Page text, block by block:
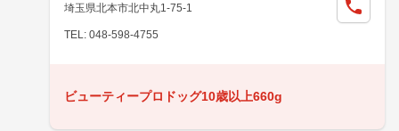
埼玉県北本市北中丸1-75-1
TEL: 048-598-4755
ビューティープロドッグ10歳以上660g